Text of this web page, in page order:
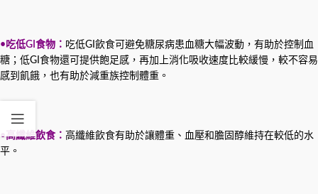
•吃低GI食物： 吃低GI飲食可避免糖尿病患血糖大幅波動，有助於控制血
糖；低GI食物還可提供飽足感，再加上消化吸收速度比較緩慢，較不容易
感到飢餓，也有助於減重族控制體重。
•高纖維飲食： 高纖維飲食有助於讓體重、血壓和膽固醇維持在較低的水
平。